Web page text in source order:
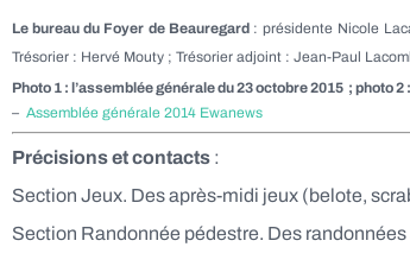
Le bureau du Foyer de Beauregard : présidente Nicole
Trésorier : Hervé Mouty ; Trésorier adjoint : Jean-Paul
Photo 1 : l’assemblée générale du 23 octobre 2015 ; photo
– Assemblée générale 2014 Ewanews
Précisions et contacts :
Section Jeux. Des après-midi jeux (belote,
Section Randonnée pédestre. Des